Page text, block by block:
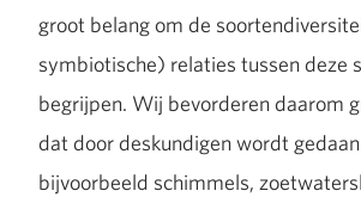
groot belang om de
symbiotische) relaties tussen deze
begrijpen. Wij bevorderen daarom
dat door deskundigen wordt
bijvoorbeeld schimmels,